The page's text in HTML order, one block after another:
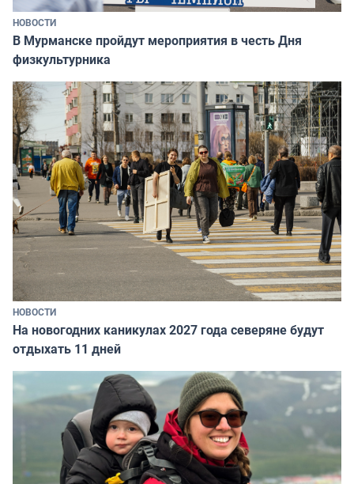
НОВОСТИ
В Мурманске пройдут мероприятия в честь Дня
физкультурника
НОВОСТИ
На новогодних каникулах 2027 года северяне будут
отдыхать 11 дней